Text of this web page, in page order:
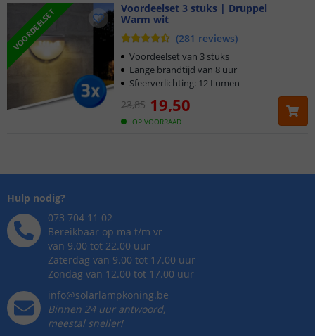
VOORDEELSET
Voordeelset 3 stuks | Druppel
Warm wit
(281 reviews)
OP VOORRAAD
23,85 19,50
Voordeelset van 3 stuks
Lange brandtijd van 8 uur
Sfeerverlichting: 12 Lumen
Hulp nodig?
073 704 11 02
Bereikbaar op ma t/m vr
van 9.00 tot 22.00 uur
Zaterdag van 9.00 tot 17.00 uur
Zondag van 12.00 tot 17.00 uur
info@solarlampkoning.be
Binnen 24 uur antwoord,
meestal sneller!